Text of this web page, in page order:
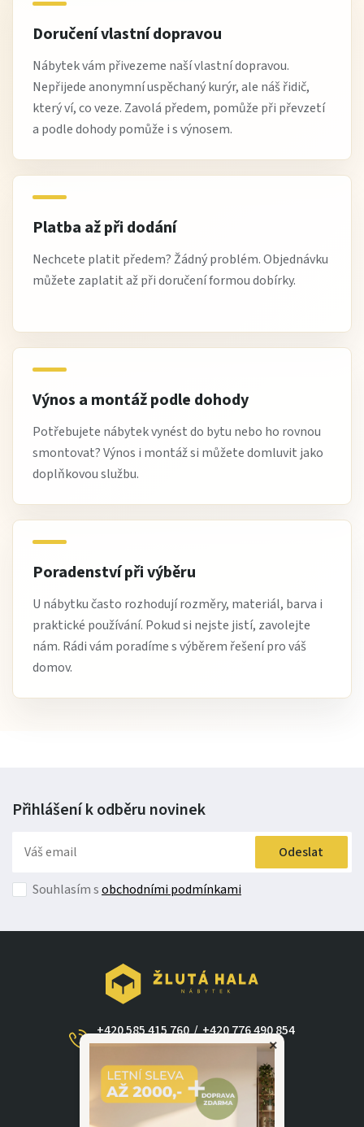
Doručení vlastní dopravou
Nábytek vám přivezeme naší vlastní dopravou.
Nepřijede anonymní uspěchaný kurýr, ale náš řidič,
který ví, co veze. Zavolá předem, pomůže při převzetí
a podle dohody pomůže i s výnosem.
Platba až při dodání
Nechcete platit předem? Žádný problém. Objednávku
můžete zaplatit až při doručení formou dobírky.
Výnos a montáž podle dohody
Potřebujete nábytek vynést do bytu nebo ho rovnou
smontovat? Výnos i montáž si můžete domluvit jako
doplňkovou službu.
Poradenství při výběru
U nábytku často rozhodují rozměry, materiál, barva i
praktické používání. Pokud si nejste jistí, zavolejte
nám. Rádi vám poradíme s výběrem řešení pro váš
domov.
Přihlášení k odběru novinek
Odeslat
Souhlasím sobchodními podmínkami
+420 585 415 760 / +420 776 490 854
dotazy@zlutahala.cz
×